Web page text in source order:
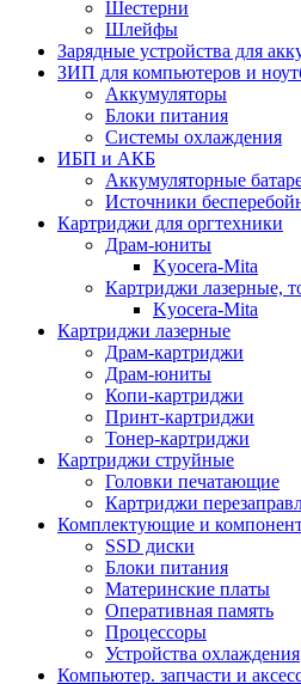
Шестерни
Шлейфы
Зарядные устройства для
ЗИП для компьютеров и
Аккумуляторы
Блоки питания
Системы охлаждения
ИБП и АКБ
Аккумуляторные
Источники
Картриджи для оргтехники
Драм-юниты
Kyocera-Mita
Картриджи лазерные,
Kyocera-Mita
Картриджи лазерные
Драм-картриджи
Драм-юниты
Копи-картриджи
Принт-картриджи
Тонер-картриджи
Картриджи струйные
Головки печатающие
Картриджи
Комплектующие и
SSD диски
Блоки питания
Материнские платы
Оперативная память
Процессоры
Устройства охлаждения
Компьютер. запчасти и